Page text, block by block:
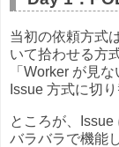
当初の依頼方式
いて拾わせる方
「Worker が見
Issue 方式に切り
ところが、
バラバラで機能